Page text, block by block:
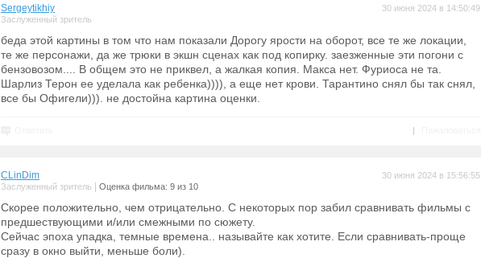
Sergeytikhiy
Заслуженный зритель
30 июня 2024 в 14:50:49
беда этой картины в том что нам показали Дорогу ярости на оборот, все те же локации,
те же персонажи, да же трюки в экшн сценах как под копирку. заезженные эти погони с
бензовозом.... В общем это не приквел, а жалкая копия. Макса нет. Фуриоса не та.
Шарлиз Терон ее уделала как ребенка)))), а еще нет крови. Тарантино снял бы так снял,
все бы Офигели))). не достойна картина оценки.
|
CLinDim
Заслуженный зритель Оценка фильма: 9 из 10
30 июня 2024 в 15:56:55
Скорее положительно, чем отрицательно. С некоторых пор забил сравнивать фильмы с
предшествующими и/или смежными по сюжету.
Сейчас эпоха упадка, темные времена.. называйте как хотите. Если сравнивать-проще
сразу в окно выйти, меньше боли).